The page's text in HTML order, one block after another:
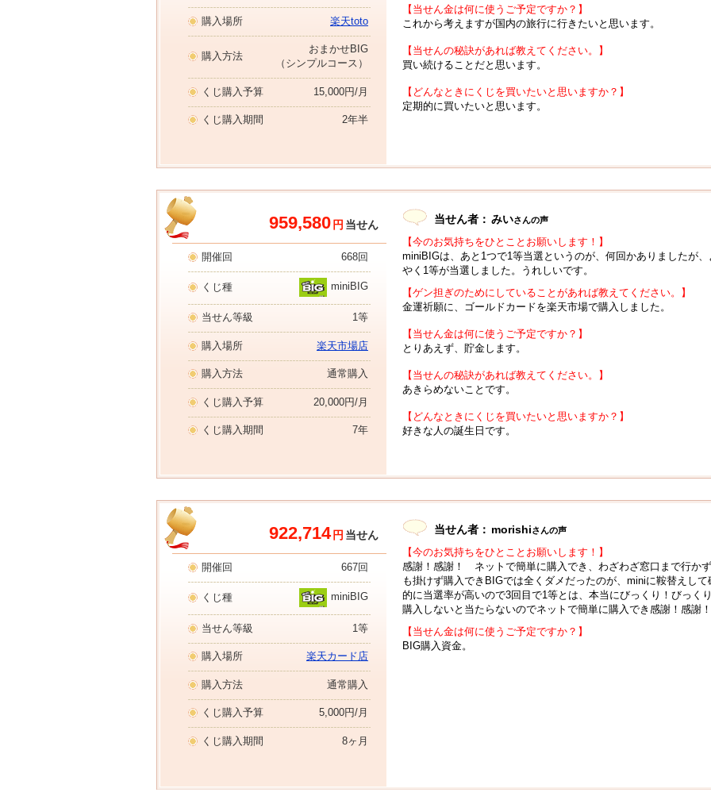
購入場所 楽天toto
購入方法
おまかせBIG
（シンプルコース）
くじ購入予算 15,000円/月
くじ購入期間 2年半
【当せん金は何に使うご予定ですか？】
これから考えますが国内の旅行に行きたいと思います。
【当せんの秘訣があれば教えてください。】
買い続けることだと思います。
【どんなときにくじを買いたいと思いますか？】
定期的に買いたいと思います。
959,580 円 当せん
開催回 668回
くじ種 miniBIG
当せん等級 1等
購入場所 楽天市場店
購入方法 通常購入
くじ購入予算 20,000円/月
くじ購入期間 7年
当せん者： みいさんの声
【今のお気持ちをひとことお願いします！】
miniBIGは、あと1つで1等当選というのが、何回かありましたが、
やく1等が当選しました。うれしいです。
【ゲン担ぎのためにしていることがあれば教えてください。】
金運祈願に、ゴールドカードを楽天市場で購入しました。
【当せん金は何に使うご予定ですか？】
とりあえず、貯金します。
【当せんの秘訣があれば教えてください。】
あきらめないことです。
【どんなときにくじを買いたいと思いますか？】
好きな人の誕生日です。
922,714 円 当せん
開催回 667回
くじ種 miniBIG
当せん等級 1等
購入場所 楽天カード店
購入方法 通常購入
くじ購入予算 5,000円/月
くじ購入期間 8ヶ月
当せん者： morishiさんの声
【今のお気持ちをひとことお願いします！】
感謝！感謝！ ネットで簡単に購入でき、わざわざ窓口まで行か
も掛けず購入できBIGでは全くダメだったのが、miniに鞍替えして
的に当選率が高いので3回目で1等とは、本当にびっくり！びっ
購入しないと当たらないのでネットで簡単に購入でき感謝！感謝！
【当せん金は何に使うご予定ですか？】
BIG購入資金。